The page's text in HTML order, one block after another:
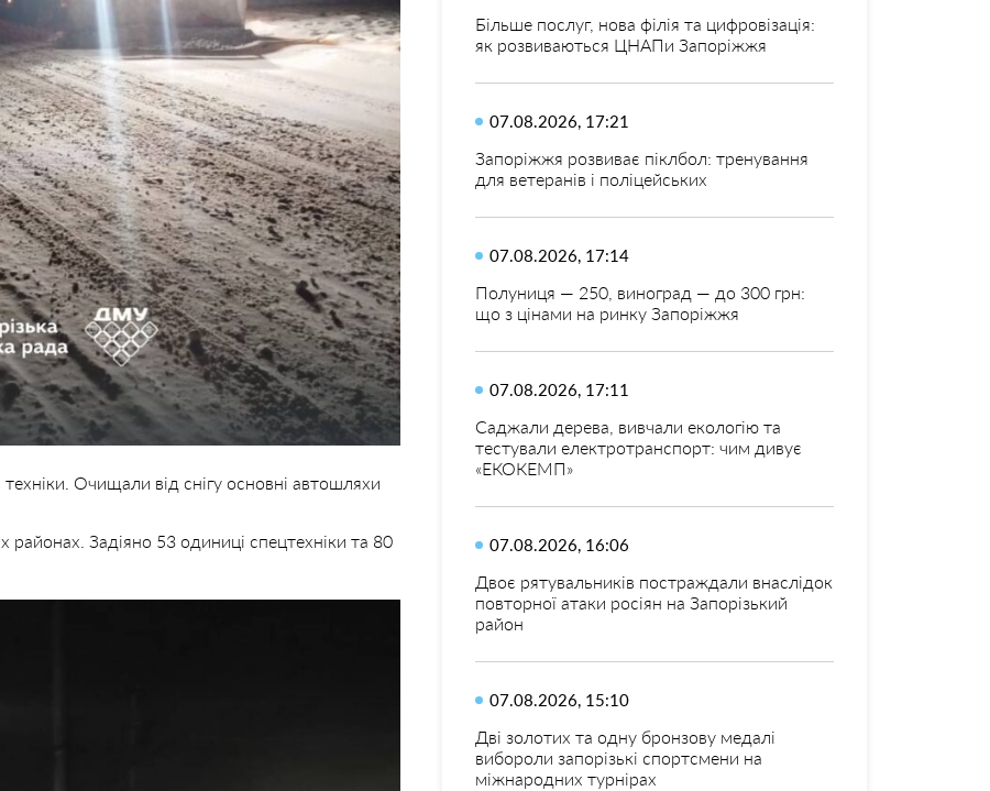
Очищали від снігу основні автошляхи
районах. Задіяно 53 одиниці спецтехніки та 80
Більше послуг, нова філія та цифровізація:
як розвиваються ЦНАПи Запоріжжя
07.08.2026, 17:21
Запоріжжя розвиває піклбол: тренування
для ветеранів і поліцейських
07.08.2026, 17:14
Полуниця — 250, виноград — до 300 грн:
що з цінами на ринку Запоріжжя
07.08.2026, 17:11
Саджали дерева, вивчали екологію та
тестували електротранспорт: чим дивує
«ЕКОКЕМП»
07.08.2026, 16:06
Двоє рятувальників постраждали внаслідок
повторної атаки росіян на Запорізький
район
07.08.2026, 15:10
Дві золотих та одну бронзову медалі
вибороли запорізькі спортсмени на
міжнародних турнірах